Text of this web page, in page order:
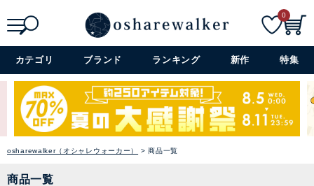
詳細検索+
0
カテゴリ ブランド ランキング 新作 特集
osharewalker（オシャレウォーカー） 商品一覧
商品一覧